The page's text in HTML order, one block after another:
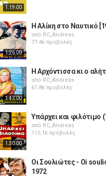
1:19:00
1:26:00
Η Αλίκη στο Ναυτικό
από RC_Andreas
77.4k προβολές
1:43:00
Η Αρχόντισσα κι ο
από RC_Andreas
61.8k προβολές
1:30:00
Υπάρχει και φιλότιμο
από RC_Andreas
115.1k προβολές
Οι Σουλιώτες - Oi
1972